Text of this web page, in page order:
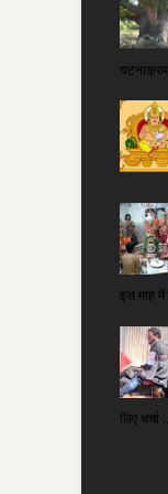
इस माह में
लिए चर्चा ...